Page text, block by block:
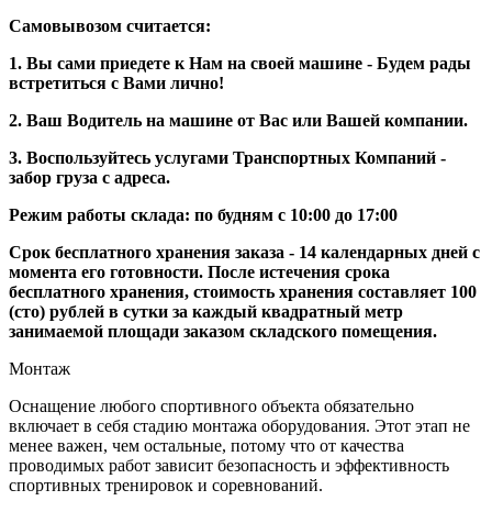
Самовывозом считается:
1. Вы сами приедете к Нам на своей машине - Будем рады
встретиться с Вами лично!
2. Ваш Водитель на машине от Вас или Вашей компании.
3. Воспользуйтесь услугами Транспортных Компаний -
забор груза с адреса.
Режим работы склада: по будням с 10:00 до 17:00
Срок бесплатного хранения заказа - 14 календарных дней с
момента его готовности. После истечения срока
бесплатного хранения, стоимость хранения составляет 100
(сто) рублей в сутки за каждый квадратный метр
занимаемой площади заказом складского помещения.
Монтаж
Оснащение любого спортивного объекта обязательно
включает в себя стадию монтажа оборудования. Этот этап не
менее важен, чем остальные, потому что от качества
проводимых работ зависит безопасность и эффективность
спортивных тренировок и соревнований.